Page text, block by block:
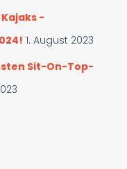
-
1. August 2023
Sit-On-Top-